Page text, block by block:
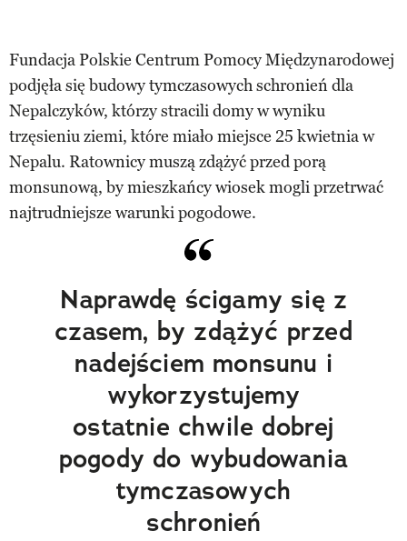
Fundacja Polskie Centrum Pomocy Międzynarodowej
podjęła się budowy tymczasowych schronień dla
Nepalczyków, którzy stracili domy w wyniku
trzęsieniu ziemi, które miało miejsce 25 kwietnia w
Nepalu. Ratownicy muszą zdążyć przed porą
monsunową, by mieszkańcy wiosek mogli przetrwać
najtrudniejsze warunki pogodowe.
Naprawdę ścigamy się z
czasem, by zdążyć przed
nadejściem monsunu i
wykorzystujemy
ostatnie chwile dobrej
pogody do wybudowania
tymczasowych
schronień